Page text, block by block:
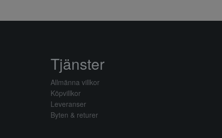
Tjänster
Allmänna villkor
Köpvillkor
Leveranser
Byten & returer